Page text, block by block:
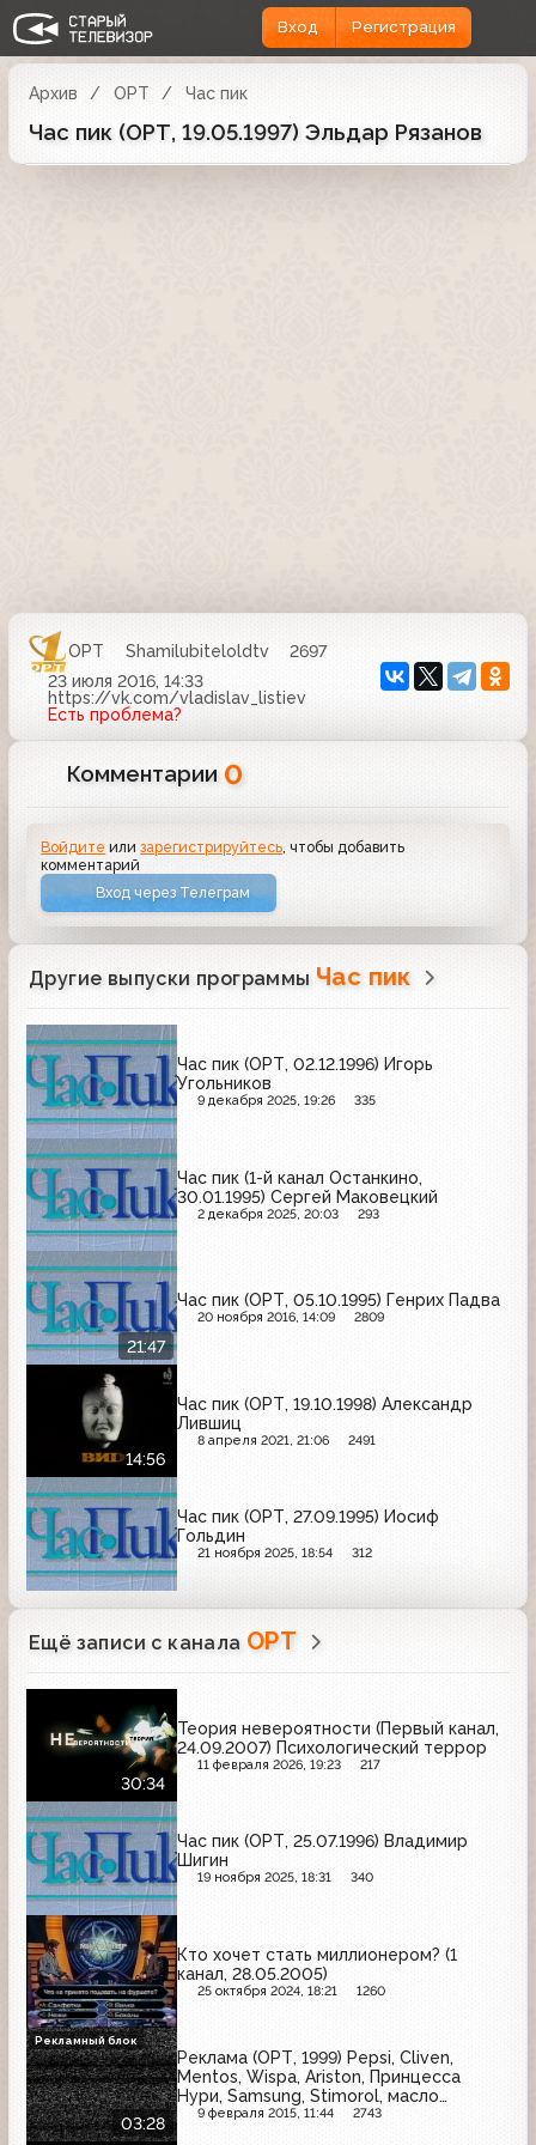
Вход Регистрация
Архив ОРТ Час пик
Час пик (ОРТ, 19.05.1997) Эльдар Рязанов
ОРТ Shamilubiteloldtv
2697
23 июля 2016, 14:33
https://vk.com/vladislav_listiev
Есть проблема?
Комментарии 0
Войдите илизарегистрируйтесь , чтобы добавить
комментарий
Вход через Телеграм
Другие выпуски программы Час пик
Час пик (ОРТ, 02.12.1996) Игорь
Угольников
9 декабря 2025, 19:26 335
Час пик (1-й канал Останкино,
30.01.1995) Сергей Маковецкий
2 декабря 2025, 20:03 293
21:47
Час пик (ОРТ, 05.10.1995) Генрих Падва
20 ноября 2016, 14:09 2809
14:56
Час пик (ОРТ, 19.10.1998) Александр
Лившиц
8 апреля 2021, 21:06 2491
Час пик (ОРТ, 27.09.1995) Иосиф
Гольдин
21 ноября 2025, 18:54 312
Ещё записи с канала ОРТ
30:34
Теория невероятности (Первый канал,
24.09.2007) Психологический террор
11 февраля 2026, 19:23 217
Час пик (ОРТ, 25.07.1996) Владимир
Шигин
19 ноября 2025, 18:31 340
Кто хочет стать миллионером? (1
канал, 28.05.2005)
25 октября 2024, 18:21 1260
03:28
Реклама (ОРТ, 1999) Pepsi, Cliven,
Mentos, Wispa, Ariston, Принцесса
Нури, Samsung, Stimorol, масло
"Деревенское", Sunsilk
9 февраля 2015, 11:44 2743
Рекламный блок